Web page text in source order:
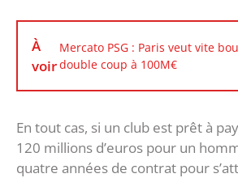
À
voir
Mercato PSG : Paris veut vite
double coup à 100M€
En tout cas, si un club est prêt à
120 millions d’euros pour un
quatre années de contrat pour